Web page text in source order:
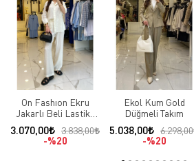
On Fashıon Ekru
Jakarlı Beli Lastikli
Takım
3.070,00
3.838,00
%20
Ekol Kum Gold
Düğmeli Takım
5.038,00
6.298,00
%20